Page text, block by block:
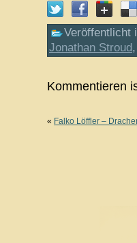
Veröffentlicht
Jonathan Stroud
Kommentieren
« Falko Löffler –